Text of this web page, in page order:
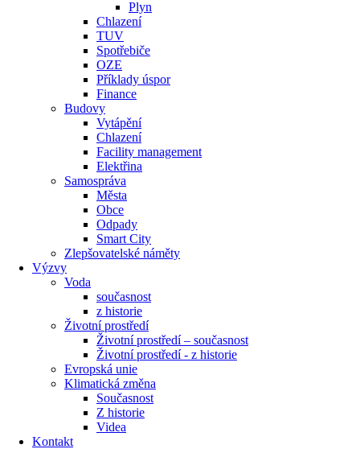
Plyn
Chlazení
TUV
Spotřebiče
OZE
Příklady úspor
Finance
Budovy
Vytápění
Chlazení
Facility management
Elektřina
Samospráva
Města
Obce
Odpady
Smart City
Zlepšovatelské náměty
Výzvy
Voda
současnost
z historie
Životní prostředí
Životní prostředí – současnost
Životní prostředí ​- z historie
Evropská unie
Klimatická změna
Současnost
Z historie
Videa
Kontakt